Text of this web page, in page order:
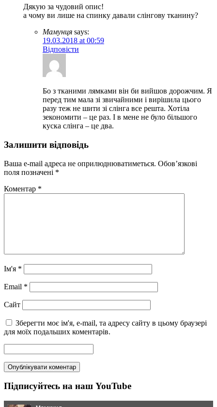
Дякую за чудовий опис!
а чому ви лише на спинку давали слінгову тканину?
Мамунця says:
19.03.2018 at 00:59
Відповісти
Бо з тканими лямками він би вийшов дорожчим. Я
перед тим мала зі звичайними і вирішила цього
разу теж не шити зі слінга все решта. Хотіла
зекономити – це раз. І в мене не було більшого
куска слінга – це два.
Залишити відповідь
Ваша e-mail адреса не оприлюднюватиметься. Обов’язкові
поля позначені *
Коментар *
Ім'я *
Email *
Сайт
Зберегти моє ім'я, e-mail, та адресу сайту в цьому браузері
для моїх подальших коментарів.
Підписуйтесь на наш YouTube